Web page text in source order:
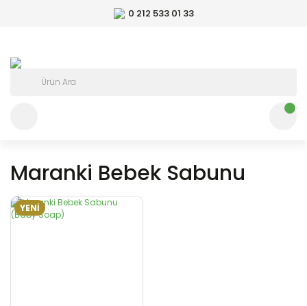
0 212 533 01 33
Maranki Bebek Sabunu
YENİ